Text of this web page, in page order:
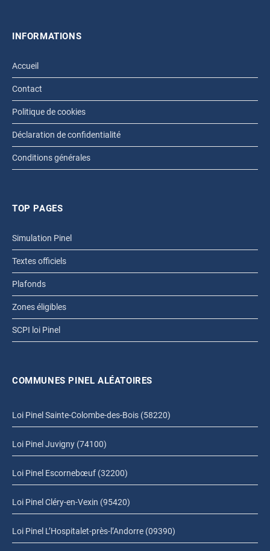
INFORMATIONS
Accueil
Contact
Politique de cookies
Déclaration de confidentialité
Conditions générales
TOP PAGES
Simulation Pinel
Textes officiels
Plafonds
Zones éligibles
SCPI loi Pinel
COMMUNES PINEL ALÉATOIRES
Loi Pinel Sainte-Colombe-des-Bois (58220)
Loi Pinel Juvigny (74100)
Loi Pinel Escornebœuf (32200)
Loi Pinel Cléry-en-Vexin (95420)
Loi Pinel L’Hospitalet-près-l’Andorre (09390)